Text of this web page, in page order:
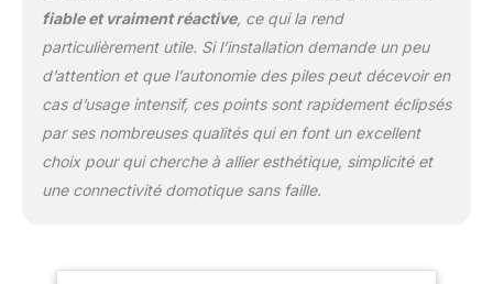
fiable et vraiment réactive, ce qui la rend
particulièrement utile. Si l’installation demande un peu
d’attention et que l’autonomie des piles peut décevoir en
cas d’usage intensif, ces points sont rapidement éclipsés
par ses nombreuses qualités qui en font un excellent
choix pour qui cherche à allier esthétique, simplicité et
une connectivité domotique sans faille.